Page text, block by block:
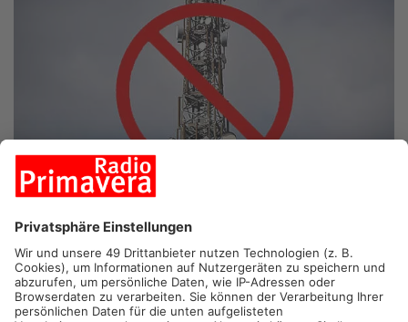
Auf der Autobahn oder beim Spazieren gehen - kein Handynetz
mehr zu haben ist heutzutage schon fast eine Katastrophe...
gerade wenn man mit dem Auto liegen bleibt oder etwas
schlimmes passiert. Weiß man dann überhaupt noch den
Heimweg?